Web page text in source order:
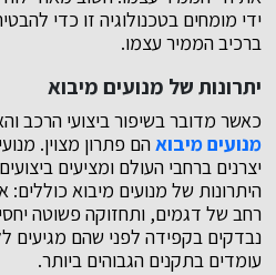
ידי מומחים בטכנולוגיה זו כדי
ברכיב הממיר עצמו.
יתרונות של מנועים מיבוא
כאשר מדובר בשיפור ביצועי הרכב
מנועים מיבואהם פתרון מצוין.
יצרנים ברחבי העולם ומציעים
היתרונות של מנועים מיבוא כוללים:
רחב של דגמים, ותחזוקה פשוטה
נבדקים בקפידה לפני שהם מגיעים
עומדים בתקנים הגבוהים ביותר.